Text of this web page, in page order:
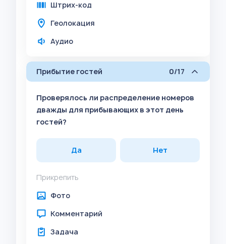
Штрих-код
Геолокация
Аудио
Прибытие гостей 0/17
Проверялось ли распределение номеров
дважды для прибывающих в этот день
гостей?
Да Нет
Прикрепить
Фото
Комментарий
Задача